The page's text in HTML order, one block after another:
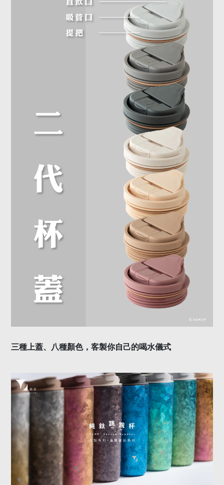
種上蓋、八種顏色，客製你自己的喝水儀式
看得見的金屬質感，喝得出的純淨口感